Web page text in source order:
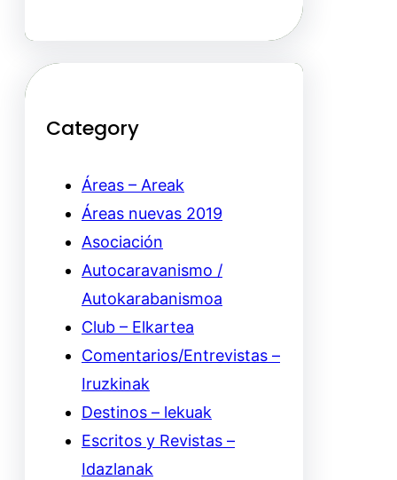
Category
Áreas – Areak
Áreas nuevas 2019
Asociación
Autocaravanismo /
Autokarabanismoa
Club – Elkartea
Comentarios/Entrevistas –
Iruzkinak
Destinos – lekuak
Escritos y Revistas –
Idazlanak